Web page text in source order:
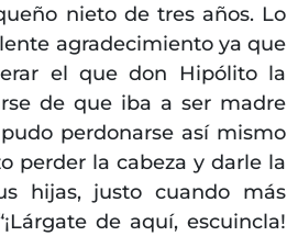
nieto de tres años. Lo
agradecimiento ya que
el que don Hipólito la
de que iba a ser madre
perdonarse así mismo
perder la cabeza y darle la
hijas, justo cuando más
de aquí, escuincla!